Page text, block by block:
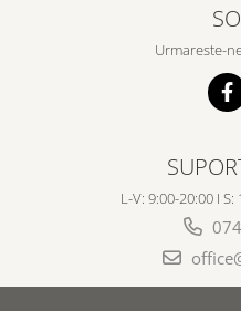
Urmareste-
L-V: 9:00-20:00 I